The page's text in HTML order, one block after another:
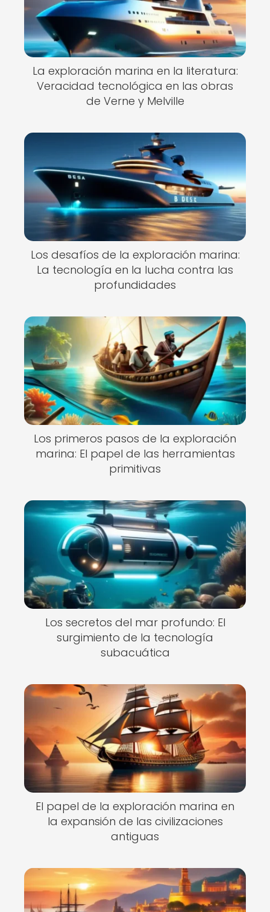
La exploración marina en la literatura:
Veracidad tecnológica en las obras
de Verne y Melville
Los desafíos de la exploración marina:
La tecnología en la lucha contra las
profundidades
Los primeros pasos de la exploración
marina: El papel de las herramientas
primitivas
Los secretos del mar profundo: El
surgimiento de la tecnología
subacuática
El papel de la exploración marina en
la expansión de las civilizaciones
antiguas